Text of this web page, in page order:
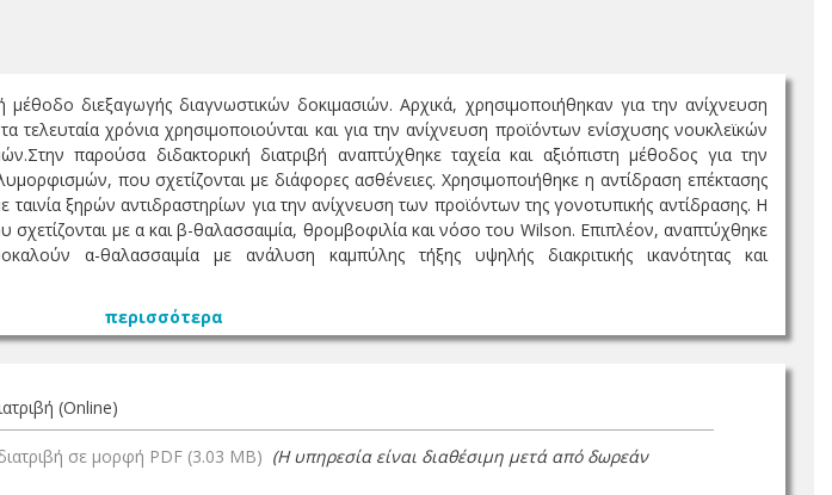
διεξαγωγής διαγνωστικών δοκιμασιών. Αρχικά, χρησιμοποιήθηκαν για την ανίχνευση
τελευταία χρόνια χρησιμοποιούνται και για την ανίχνευση προϊόντων ενίσχυσης νουκλεϊκών
παρούσα διδακτορική διατριβή αναπτύχθηκε ταχεία και αξιόπιστη μέθοδος για την
που σχετίζονται με διάφορες ασθένειες. Χρησιμοποιήθηκε η αντίδραση επέκτασης
ξηρών αντιδραστηρίων για την ανίχνευση των προϊόντων της γονοτυπικής αντίδρασης. Η
με α και β-θαλασσαιμία, θρομβοφιλία και νόσο του Wilson. Επιπλέον, αναπτύχθηκε
α-θαλασσαιμία με ανάλυση καμπύλης τήξης υψηλής διακριτικής ικανότητας και
περισσότερα
(Online)
σε μορφή PDF (3.03 MB) (Η υπηρεσία είναι διαθέσιμη μετά από δωρεάν